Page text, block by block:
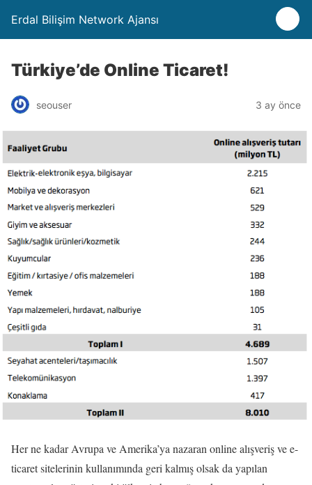
Erdal Bilişim Network Ajansı
Türkiye’de Online Ticaret!
seouser 3 ay önce
Her ne kadar Avrupa ve Amerika’ya nazaran online alışveriş ve e-
ticaret sitelerinin kullanımında geri kalmış olsak da yapılan